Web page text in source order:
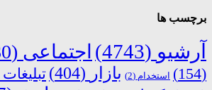
برچسب ها
آرشیو (4743) اجتماعی (2730)
(154)
استخدام (2) بازار (404) تبلیغات